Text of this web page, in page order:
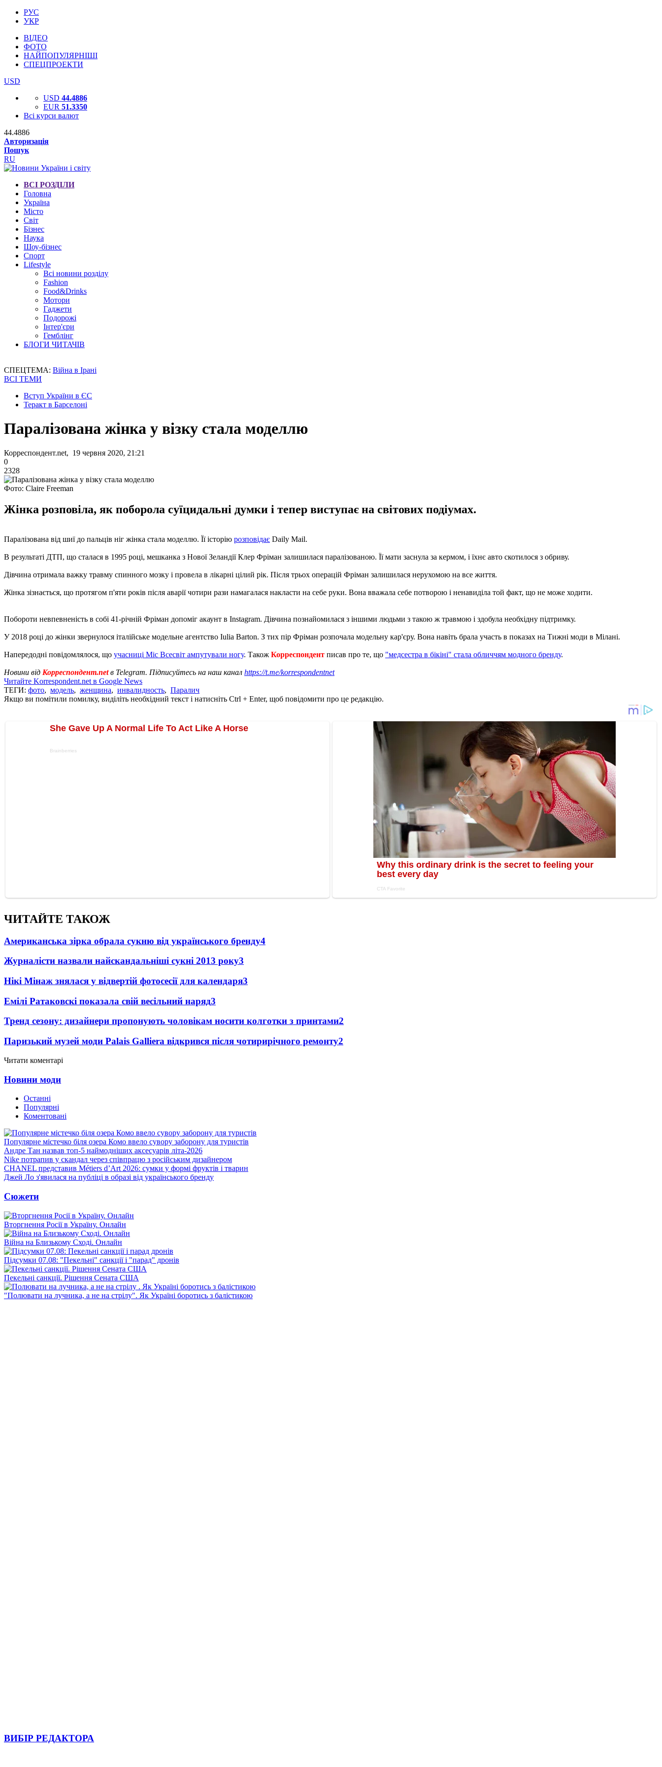
РУС
УКР
ВІДЕО
ФОТО
НАЙПОПУЛЯРНІШІ
СПЕЦПРОЕКТИ
USD
USD 44.4886
EUR 51.3350
Всі курси валют
44.4886
Авторизація
Пошук
RU
ВСІ РОЗДІЛИ
Головна
Україна
Місто
Світ
Бізнес
Наука
Шоу-бізнес
Спорт
Lifestyle
Всі новини розділу
Fashion
Food&Drinks
Мотори
Гаджети
Подорожі
Інтер'єри
Гемблінг
БЛОГИ ЧИТАЧІВ
СПЕЦТЕМА: Війна в Ірані
ВСІ ТЕМИ
Вступ України в ЄС
Теракт в Барселоні
Паралізована жінка у візку стала моделлю
Корреспондент.net, 19 червня 2020, 21:21
0
2328
Фото: Claire Freeman
Жінка розповіла, як поборола суїцидальні думки і тепер виступає на світових подіумах.
Паралізована від шиї до пальців ніг жінка стала моделлю. Її історію розповідає Daily Mail.
В результаті ДТП, що сталася в 1995 році, мешканка з Нової Зеландії Клер Фріман залишилася паралізованою. Її мати заснула за кермом, і їхнє авто скотилося з обриву.
Дівчина отримала важку травму спинного мозку і провела в лікарні цілий рік. Після трьох операцій Фріман залишилася нерухомою на все життя.
Жінка зізнається, що протягом п'яти років після аварії чотири рази намагалася накласти на себе руки. Вона вважала себе потворою і ненавиділа той факт, що не може ходити.
Побороти невпевненість в собі 41-річній Фріман допоміг акаунт в Instagram. Дівчина познайомилася з іншими людьми з такою ж травмою і здобула необхідну підтримку.
У 2018 році до жінки звернулося італійське модельне агентство Iulia Barton. З тих пір Фріман розпочала модельну кар'єру. Вона навіть брала участь в показах на Тижні моди в Мілані.
Напередодні повідомлялося, що учасниці Міс Всесвіт ампутували ногу. Також Корреспондент писав про те, що "медсестра в бікіні" стала обличчям модного бренду.
Новини від Корреспондент.netв Telegram. Підписуйтесь на наш канал https://t.me/korrespondentnet
Читайте Korrespondent.net в Google News
ТЕГИ: фото, модель, женщина, инвалидность, Паралич
Якщо ви помітили помилку, виділіть необхідний текст і натисніть Ctrl + Enter, щоб повідомити про це редакцію.
ЧИТАЙТЕ ТАКОЖ
Американська зірка обрала сукню від українського бренду4
Журналісти назвали найскандальніші сукні 2013 року3
Нікі Мінаж знялася у відвертій фотосесії для календаря3
Емілі Ратаковскі показала свій весільний наряд3
Тренд сезону: дизайнери пропонують чоловікам носити колготки з принтами2
Паризький музей моди Palais Galliera відкрився після чотирирічного ремонту2
Читати коментарі
Новини моди
Останні
Популярні
Коментовані
Популярне містечко біля озера Комо ввело сувору заборону для туристів
Андре Тан назвав топ-5 наймодніших аксесуарів літа-2026
Nike потрапив у скандал через співпрацю з російським дизайнером
CHANEL представив Métiers d’Art 2026: сумки у формі фруктів і тварин
Джей Ло з'явилася на публіці в образі від українського бренду
Сюжети
Вторгнення Росії в Україну. Онлайн
Війна на Близькому Сході. Онлайн
Підсумки 07.08: "Пекельні" санкції і "парад" дронів
Пекельні санкції. Рішення Сената США
"Полювати на лучника, а не на стрілу". Як Україні боротись з балістикою
ВИБІР РЕДАКТОРА